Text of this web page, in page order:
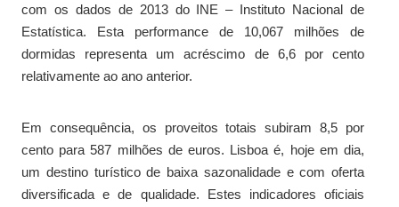
com os dados de 2013 do INE – Instituto Nacional de
Estatística. Esta performance de 10,067 milhões de
dormidas representa um acréscimo de 6,6 por cento
relativamente ao ano anterior.
Em consequência, os proveitos totais subiram 8,5 por
cento para 587 milhões de euros. Lisboa é, hoje em dia,
um destino turístico de baixa sazonalidade e com oferta
diversificada e de qualidade. Estes indicadores oficiais